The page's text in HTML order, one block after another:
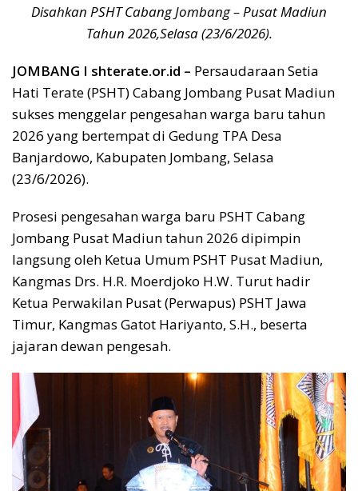
Disahkan PSHT Cabang Jombang – Pusat Madiun
Tahun 2026,Selasa (23/6/2026).
JOMBANG I shterate.or.id – Persaudaraan Setia
Hati Terate (PSHT) Cabang Jombang Pusat Madiun
sukses menggelar pengesahan warga baru tahun
2026 yang bertempat di Gedung TPA Desa
Banjardowo, Kabupaten Jombang, Selasa
(23/6/2026).
Prosesi pengesahan warga baru PSHT Cabang
Jombang Pusat Madiun tahun 2026 dipimpin
langsung oleh Ketua Umum PSHT Pusat Madiun,
Kangmas Drs. H.R. Moerdjoko H.W. Turut hadir
Ketua Perwakilan Pusat (Perwapus) PSHT Jawa
Timur, Kangmas Gatot Hariyanto, S.H., beserta
jajaran dewan pengesah.